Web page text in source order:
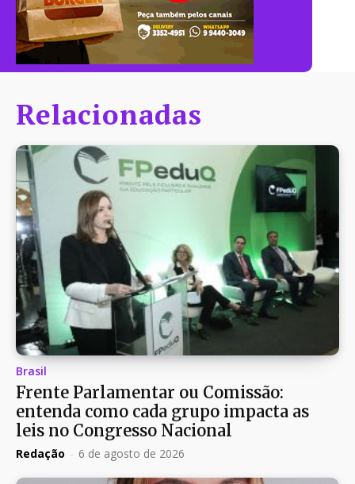
Relacionadas
Brasil
Frente Parlamentar ou Comissão:
entenda como cada grupo impacta as
leis no Congresso Nacional
Redação - 6 de agosto de 2026